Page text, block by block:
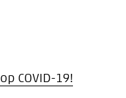
COVID-19!